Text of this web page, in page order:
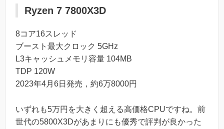
Ryzen 7 7800X3D
8コア16スレッド
ブースト最大クロック 5GHz
L3キャッシュメモリ容量 104MB
TDP 120W
2023年4月6日発売，約6万8000円
いずれも5万円を大きく超える高価格CPUですね。前
世代の5800X3Dがあまりにも優秀で評判が良かった